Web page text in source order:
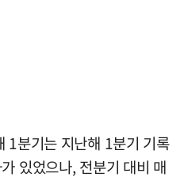
1분기는 지난해 1분기 기록
있었으나, 전분기 대비 매